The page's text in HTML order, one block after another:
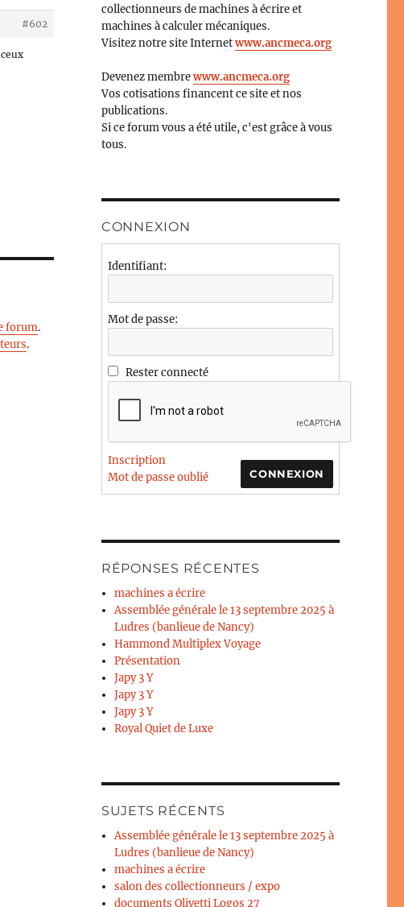
#602
forum.
.
collectionneurs de machines à écrire et
machines à calculer mécaniques.
Visitez notre site Internetwww.ancmeca.org
Devenez membrewww.ancmeca.org
Vos cotisations financent ce site et nos
publications.
Si ce forum vous a été utile, c'est grâce à vous
tous.
CONNEXION
Identifiant:
Mot de passe:
Rester connecté
CONNEXION
Inscription
Mot de passe oublié
RÉPONSES RÉCENTES
machines a écrire
Assemblée générale le 13 septembre 2025 à
Ludres (banlieue de Nancy)
Hammond Multiplex Voyage
Présentation
Japy 3 Y
Japy 3 Y
Japy 3 Y
Royal Quiet de Luxe
SUJETS RÉCENTS
Assemblée générale le 13 septembre 2025 à
Ludres (banlieue de Nancy)
machines a écrire
salon des collectionneurs / expo
documents Olivetti Logos 27